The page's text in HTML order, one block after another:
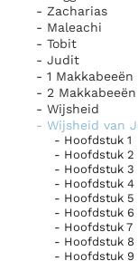
Paus Leo XIV in
een taak"
Paus in Pavia:
"naar het
RK
kerkelijke
Katholieke
en is volledig
Ik help mee!
- Zacharias
- Maleachi
- Tobit
- Judit
- 1 Makkabeeën
- 2 Makkabeeën
- Wijsheid
- Wijsheid van
- Hoofdstuk 1
- Hoofdstuk 2
- Hoofdstuk 3
- Hoofdstuk 4
- Hoofdstuk 5
- Hoofdstuk 6
- Hoofdstuk 7
- Hoofdstuk 8
- Hoofdstuk 9
De maan
die vol wordt
De maand is
in haar
firmament
De
van de
van de Heer,